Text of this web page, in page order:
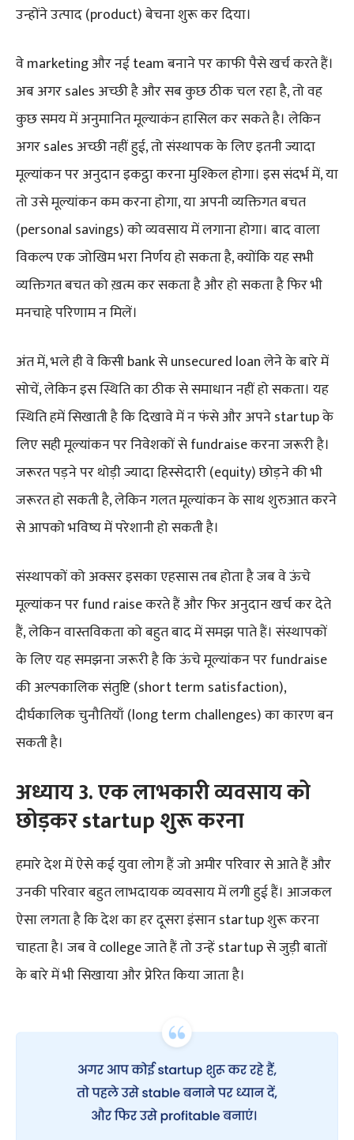
उन्होंने उत्पाद (product) बेचना शुरू कर दिया।
वे marketing और नई team बनाने पर काफी पैसे खर्च करते हैं।
अब अगर sales अच्छी है और सब कुछ ठीक चल रहा है, तो वह
कुछ समय में अनुमानित मूल्याकंन हासिल कर सकते है। लेकिन
अगर sales अच्छी नहीं हुई, तो संस्थापक के लिए इतनी ज्यादा
मूल्यांकन पर अनुदान इकट्ठा करना मुश्किल होगा। इस संदर्भ में, या
तो उसे मूल्यांकन कम करना होगा, या अपनी व्यक्तिगत बचत
(personal savings) को व्यवसाय में लगाना होगा। बाद वाला
विकल्प एक जोखिम भरा निर्णय हो सकता है, क्योंकि यह सभी
व्यक्तिगत बचत को ख़त्म कर सकता है और हो सकता है फिर भी
मनचाहे परिणाम न मिलें।
अंत में, भले ही वे किसी bank से unsecured loan लेने के बारे में
सोचें, लेकिन इस स्थिति का ठीक से समाधान नहीं हो सकता। यह
स्थिति हमें सिखाती है कि दिखावे में न फंसे और अपने startup के
लिए सही मूल्यांकन पर निवेशकों से fundraise करना जरूरी है।
जरूरत पड़ने पर थोड़ी ज्यादा हिस्सेदारी (equity) छोड़ने की भी
जरूरत हो सकती है, लेकिन गलत मूल्यांकन के साथ शुरुआत करने
से आपको भविष्य में परेशानी हो सकती है।
संस्थापकों को अक्सर इसका एहसास तब होता है जब वे ऊंचे
मूल्यांकन पर fund raise करते हैं और फिर अनुदान खर्च कर देते
हैं, लेकिन वास्तविकता को बहुत बाद में समझ पाते हैं। संस्थापकों
के लिए यह समझना जरूरी है कि ऊंचे मूल्यांकन पर fundraise
की अल्पकालिक संतुष्टि (short term satisfaction),
दीर्घकालिक चुनौतियाँ (long term challenges) का कारण बन
सकती है।
अध्याय 3. एक लाभकारी व्यवसाय को
छोड़कर startup शुरू करना
हमारे देश में ऐसे कई युवा लोग हैं जो अमीर परिवार से आते हैं और
उनकी परिवार बहुत लाभदायक व्यवसाय में लगी हुई हैं। आजकल
ऐसा लगता है कि देश का हर दूसरा इंसान startup शुरू करना
चाहता है। जब वे college जाते हैं तो उन्हें startup से जुड़ी बातों
के बारे में भी सिखाया और प्रेरित किया जाता है।